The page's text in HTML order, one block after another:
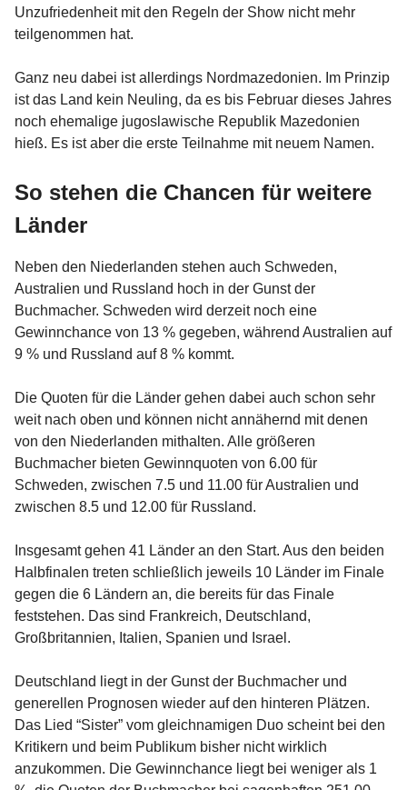
Unzufriedenheit mit den Regeln der Show nicht mehr
teilgenommen hat.
Ganz neu dabei ist allerdings Nordmazedonien. Im Prinzip
ist das Land kein Neuling, da es bis Februar dieses Jahres
noch ehemalige jugoslawische Republik Mazedonien
hieß. Es ist aber die erste Teilnahme mit neuem Namen.
So stehen die Chancen für weitere
Länder
Neben den Niederlanden stehen auch Schweden,
Australien und Russland hoch in der Gunst der
Buchmacher. Schweden wird derzeit noch eine
Gewinnchance von 13 % gegeben, während Australien auf
9 % und Russland auf 8 % kommt.
Die Quoten für die Länder gehen dabei auch schon sehr
weit nach oben und können nicht annähernd mit denen
von den Niederlanden mithalten. Alle größeren
Buchmacher bieten Gewinnquoten von 6.00 für
Schweden, zwischen 7.5 und 11.00 für Australien und
zwischen 8.5 und 12.00 für Russland.
Insgesamt gehen 41 Länder an den Start. Aus den beiden
Halbfinalen treten schließlich jeweils 10 Länder im Finale
gegen die 6 Ländern an, die bereits für das Finale
feststehen. Das sind Frankreich, Deutschland,
Großbritannien, Italien, Spanien und Israel.
Deutschland liegt in der Gunst der Buchmacher und
generellen Prognosen wieder auf den hinteren Plätzen.
Das Lied “Sister” vom gleichnamigen Duo scheint bei den
Kritikern und beim Publikum bisher nicht wirklich
anzukommen. Die Gewinnchance liegt bei weniger als 1